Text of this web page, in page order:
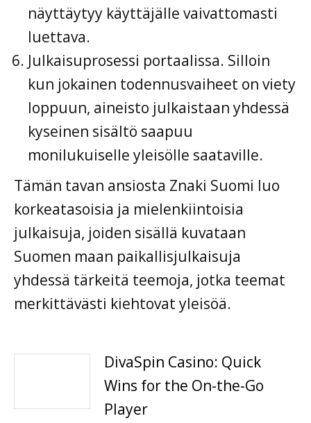
näyttäytyy käyttäjälle vaivattomasti
luettava.
Julkaisuprosessi portaalissa. Silloin
kun jokainen todennusvaiheet on viety
loppuun, aineisto julkaistaan yhdessä
kyseinen sisältö saapuu
monilukuiselle yleisölle saataville.
Tämän tavan ansiosta Znaki Suomi luo
korkeatasoisia ja mielenkiintoisia
julkaisuja, joiden sisällä kuvataan
Suomen maan paikallisjulkaisuja
yhdessä tärkeitä teemoja, jotka teemat
merkittävästi kiehtovat yleisöä.
DivaSpin Casino: Quick
Wins for the On-the-Go
Player